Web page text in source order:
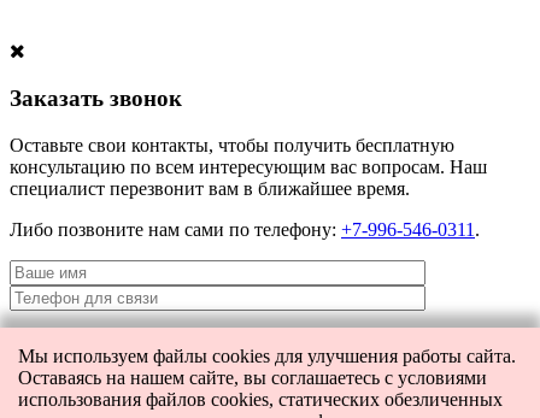
Заказать звонок
Оставьте свои контакты, чтобы получить бесплатную
консультацию по всем интересующим вас вопросам. Наш
специалист перезвонит вам в ближайшее время.
Либо позвоните нам сами по телефону: +7-996-546-0311 .
Я даю согласие наобработку персональных данныхи согласие на
передачу этих данных третьим лицам.
Мы используем файлы cookies для улучшения работы сайта.
Оставаясь на нашем сайте, вы соглашаетесь с условиями
использования файлов cookies, статических обезличенных